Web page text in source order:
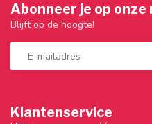
Klantenservice
Abonneer je op
Blijft op de hoogte!